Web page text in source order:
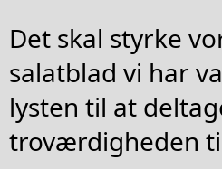
Det skal styrke
salatblad vi har
lysten til at
troværdigheden